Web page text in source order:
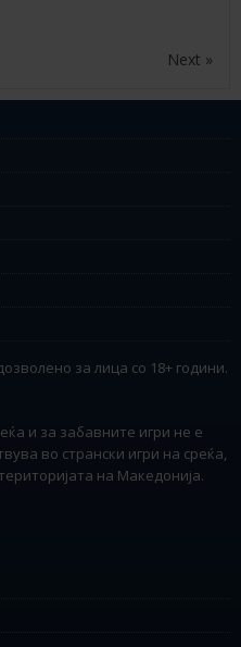
Next »
за лица со 18+ години.
и за забавните игри не е
во странски игри на среќа,
на Македонија.